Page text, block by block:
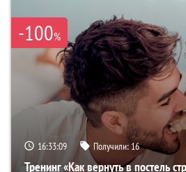
-100%
16:33:08 Получили:16
Тренинг «Как вернуть в постель